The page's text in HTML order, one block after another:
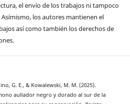
el envío de los trabajos ni tampoco
los autores mantienen el
así como también los derechos de
G. E., & Kowalewski, M. M. (2025).
aullador negro y dorado al sur de la